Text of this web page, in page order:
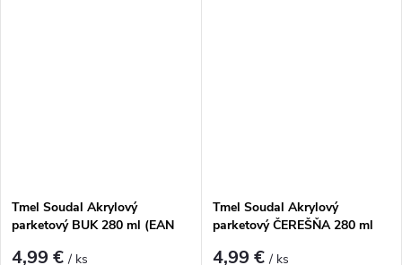
Tmel Soudal Akrylový
parketový BUK 280 ml (EAN
4,99 €/ ks
Tmel Soudal Akrylový
parketový ČEREŠŇA 280 ml
4,99 €/ ks